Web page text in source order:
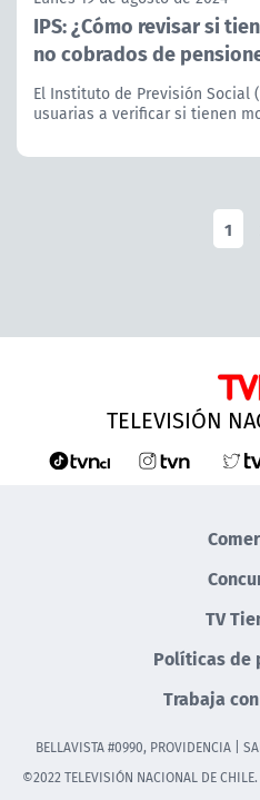
IPS: ¿Cómo revisar si
no cobrados de
El Instituto de Previsión Social
usuarias a verificar si tienen
1
TELEVISIÓN
TV
Políticas de
Trabaja
BELLAVISTA #0990, PROVIDENCIA |
©2022 TELEVISIÓN NACIONAL DE CHILE.